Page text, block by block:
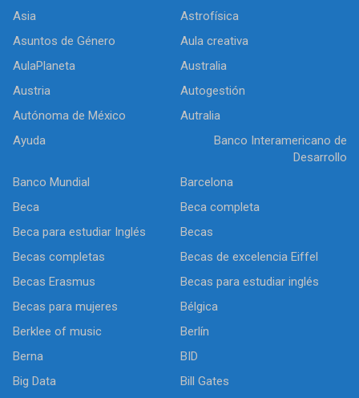
Asia
Astrofísica
Asuntos de Género
Aula creativa
AulaPlaneta
Australia
Austria
Autogestión
Autónoma de México
Autralia
Ayuda
Banco Interamericano de
Desarrollo
Banco Mundial
Barcelona
Beca
Beca completa
Beca para estudiar Inglés
Becas
Becas completas
Becas de excelencia Eiffel
Becas Erasmus
Becas para estudiar inglés
Becas para mujeres
Bélgica
Berklee of music
Berlín
Berna
BID
Big Data
Bill Gates